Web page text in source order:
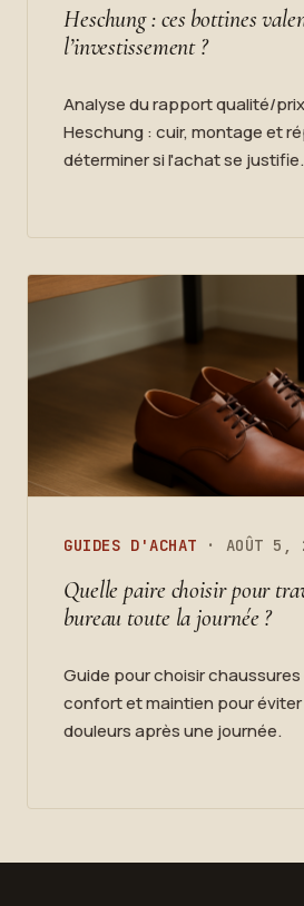
Heschung : ces bottines
l’investissement ?
Analyse du rapport qualité/
Heschung : cuir, montage et
déterminer si l'achat se justifie.
GUIDES D'ACHAT · AOÛT 5,
Quelle paire choisir pour
bureau toute la journée ?
Guide pour choisir
confort et maintien pour
douleurs après une journée.